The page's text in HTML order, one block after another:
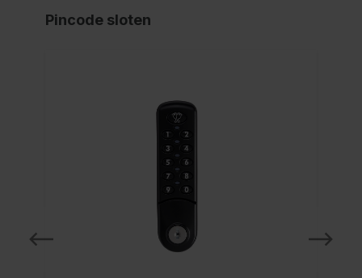
Pincode sloten